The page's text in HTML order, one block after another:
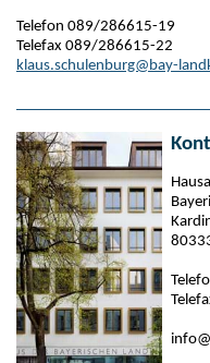
Telefon 089/286615-19
Telefax 089/286615-22
klaus.schulenburg@bay-